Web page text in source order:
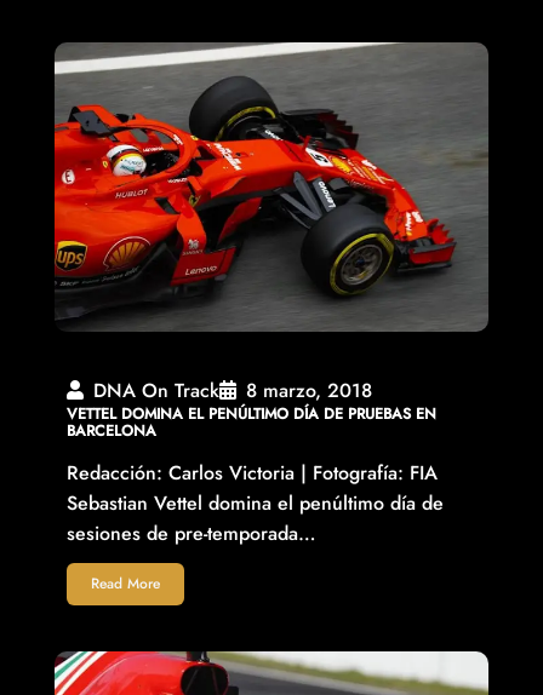
DNA On Track 8 marzo, 2018
VETTEL DOMINA EL PENÚLTIMO DÍA DE PRUEBAS EN
BARCELONA
Redacción: Carlos Victoria | Fotografía: FIA
Sebastian Vettel domina el penúltimo día de
sesiones de pre-temporada…
Read More